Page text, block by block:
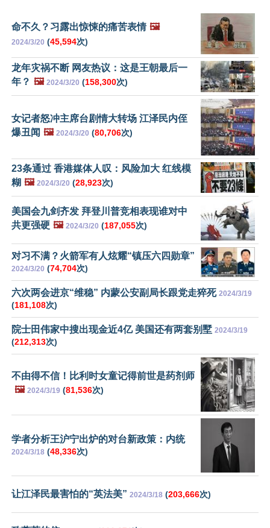
命不久？习露出惊悚的痛苦表情 🖼️
2024/3/20 (45,594次)
龙年灾祸不断 网友热议：这是王朝最后一
年？ 🖼️ 2024/3/20 (158,300次)
女记者怒冲主席台剧情大转场 江泽民内侄
爆丑闻 🖼️ 2024/3/20 (80,706次)
23条通过 香港媒体人叹：风险加大 红线模
糊 🖼️ 2024/3/20 (28,923次)
美国会九剑齐发 拜登川普竞相表现谁对中
共更强硬 🖼️ 2024/3/20 (187,055次)
对习不满？火箭军有人炫耀“镇压六四勋章”
2024/3/20 (74,704次)
六次两会进京“维稳” 内蒙公安副局长跟党走猝死 2024/3/19
(181,108次)
院士田伟家中搜出现金近4亿 美国还有两套别墅 2024/3/19
(212,313次)
不由得不信！比利时女童记得前世是药剂师
🖼️ 2024/3/19 (81,536次)
学者分析王沪宁出炉的对台新政策：内统
2024/3/18 (48,336次)
让江泽民最害怕的“英法美” 2024/3/18 (203,666次)